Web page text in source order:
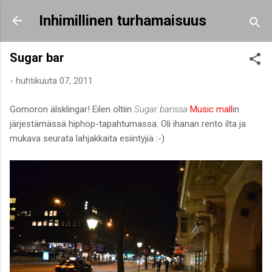
Siirry pääsisältöön
Inhimillinen turhamaisuus
Sugar bar
- huhtikuuta 07, 2011
Gomoron älsklingar! Eilen oltiin Sugar barissa Music mallin
järjestämässä hiphop-tapahtumassa. Oli ihanan rento ilta ja
mukava seurata lahjakkaita esiintyjiä :-)